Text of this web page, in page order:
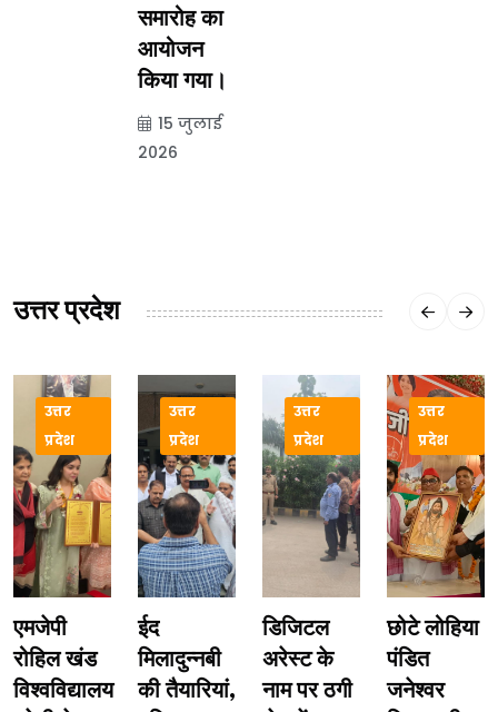
समारोह का
आयोजन
किया गया।
15 जुलाई
2026
उत्तर प्रदेश
उत्तर
प्रदेश
एमजेपी
रोहिल खंड
विश्वविद्यालय
उत्तर
प्रदेश
ईद
मिलादुन्नबी
की तैयारियां,
उत्तर
प्रदेश
डिजिटल
अरेस्ट के
नाम पर ठगी
उत्तर
प्रदेश
छोटे लोहिया
पंडित
जनेश्वर